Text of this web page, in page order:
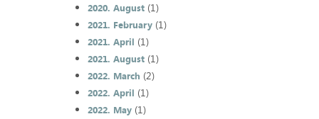
2020. August(1)
2021. February(1)
2021. April (1)
2021. August(1)
2022. March (2)
2022. April (1)
2022. May(1)